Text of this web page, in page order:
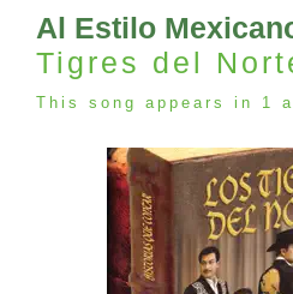
Al Estilo
Tigres del
This song appears in 1